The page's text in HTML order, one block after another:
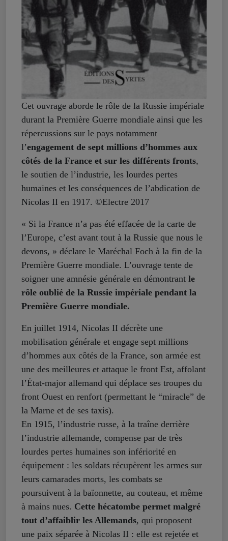
Cet ouvrage aborde le rôle de la Russie impériale
durant la Première Guerre mondiale ainsi que les
répercussions sur le pays notamment
l’engagement de sept millions d’hommes aux
côtés de la France et sur les différents fronts,
le soutien de l’industrie, les lourdes pertes
humaines et les conséquences de l’abdication de
Nicolas II en 1917. ©Electre 2017
« Si la France n’a pas été effacée de la carte de
l’Europe, c’est avant tout à la Russie que nous le
devons, » déclare le Maréchal Foch à la fin de la
Première Guerre mondiale. L’ouvrage tente de
soigner une amnésie générale en démontrant le
rôle oublié de la Russie impériale pendant la
Première Guerre mondiale.
En juillet 1914, Nicolas II décrète une
mobilisation générale et engage sept millions
d’hommes aux côtés de la France, son armée est
une des meilleures et attaque le front Est, affolant
l’État-major allemand qui déplace ses troupes du
front Ouest en renfort (permettant le “miracle” de
la Marne et de ses taxis).
En 1915, l’industrie russe, à la traîne derrière
l’industrie allemande, compense par de très
lourdes pertes humaines son infériorité en
équipement : les soldats récupèrent les armes sur
leurs camarades morts, les combats se
poursuivent à la baïonnette, au couteau, et même
à mains nues. Cette hécatombe permet malgré
tout d’affaiblir les Allemands, qui proposent
une paix séparée à Nicolas II : elle est rejetée et